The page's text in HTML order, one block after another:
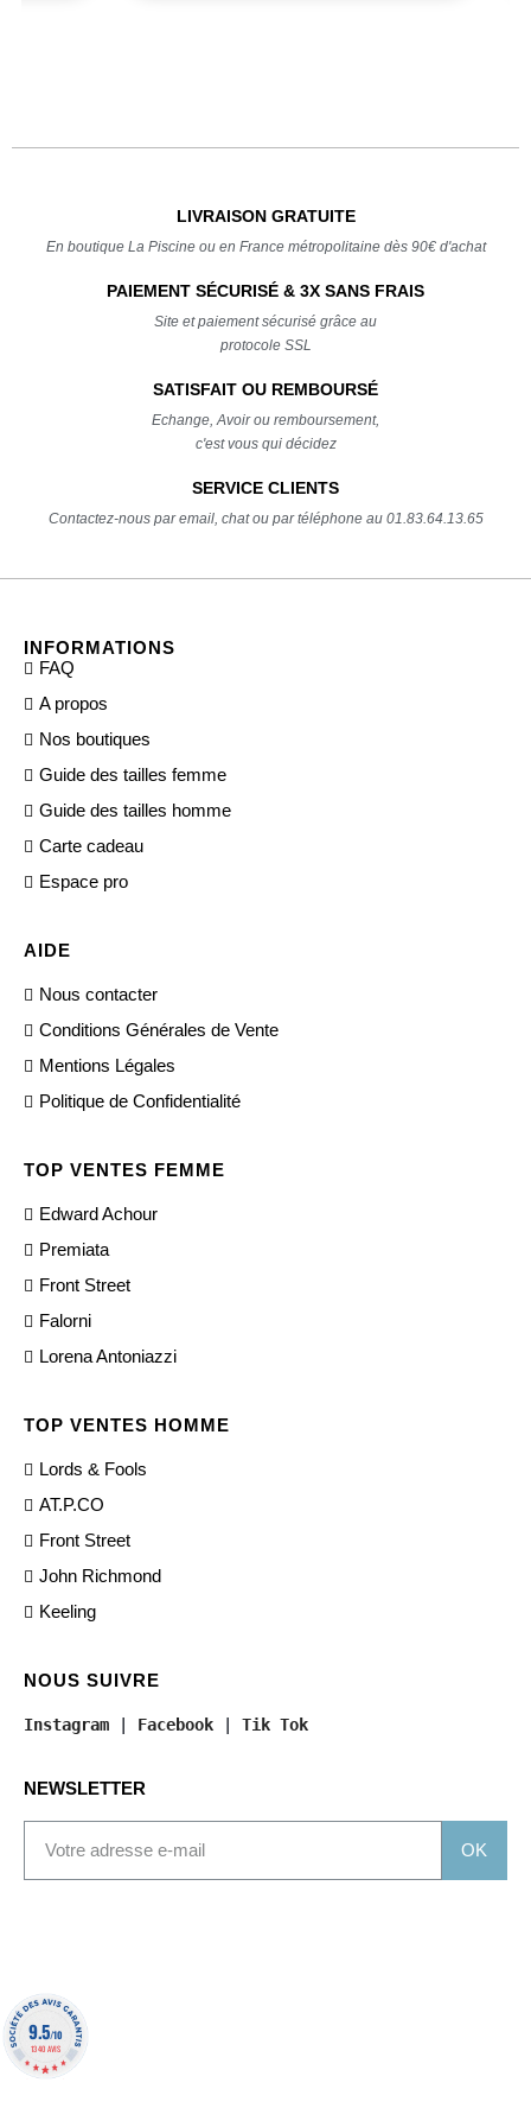
LIVRAISON GRATUITE
En boutique La Piscine ou en France métropolitaine dès 90€ d'achat
PAIEMENT SÉCURISÉ & 3X SANS FRAIS
Site et paiement sécurisé grâce au
protocole SSL
SATISFAIT OU REMBOURSÉ
Echange, Avoir ou remboursement,
c'est vous qui décidez
SERVICE CLIENTS
Contactez-nous par email, chat ou par téléphone au 01.83.64.13.65
INFORMATIONS
FAQ
A propos
Nos boutiques
Guide des tailles femme
Guide des tailles homme
Carte cadeau
Espace pro
AIDE
Nous contacter
Conditions Générales de Vente
Mentions Légales
Politique de Confidentialité
TOP VENTES FEMME
Edward Achour
Premiata
Front Street
Falorni
Lorena Antoniazzi
TOP VENTES HOMME
Lords & Fools
AT.P.CO
Front Street
John Richmond
Keeling
NOUS SUIVRE
Instagram Facebook Tik Tok
NEWSLETTER
OK
9.5/10
1340 AVIS